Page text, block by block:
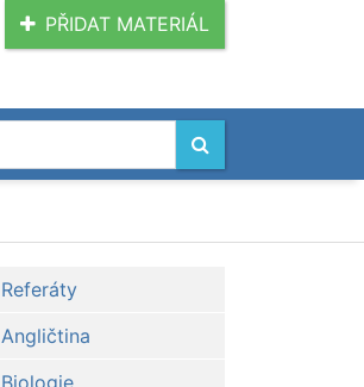
PŘIDAT MATERIÁL
Referáty
Angličtina